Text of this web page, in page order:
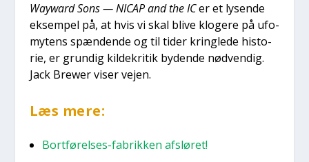
Wayward Sons — NICAP and the ICer et lysen­de
eksem­pel på, at hvis vi skal bli­ve klo­ge­re på ufo­
mytens spæn­den­de og til tider kring­le­de histo­
rie, er grun­dig kil­de­kri­tik byden­de nød­ven­dig.
Jack Brewer viser vej­en.
Læs mere:
Bort­fø­rel­ses-fabrik­ken afslø­ret!